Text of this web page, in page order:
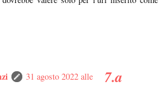
31 agosto 2022 alle